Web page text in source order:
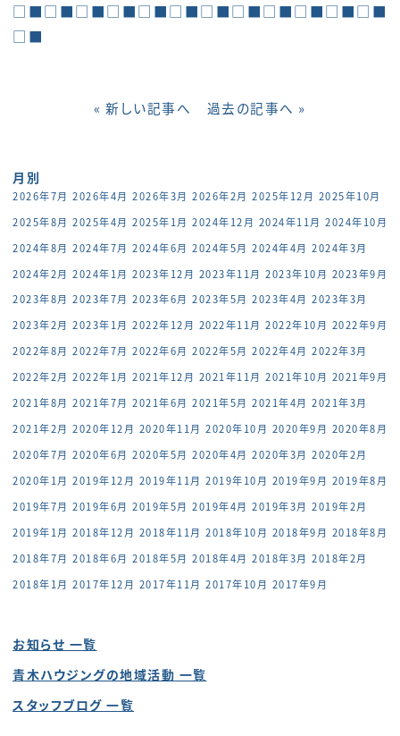
□■□■□■□■□■□■□■□■□■□■□■□■
□■
« 新しい記事へ 過去の記事へ »
月別
2026年7月 2026年4月 2026年3月 2026年2月 2025年12月 2025年10月
2025年8月 2025年4月 2025年1月 2024年12月 2024年11月 2024年10月
2024年8月 2024年7月 2024年6月 2024年5月 2024年4月 2024年3月
2024年2月 2024年1月 2023年12月 2023年11月 2023年10月 2023年9月
2023年8月 2023年7月 2023年6月 2023年5月 2023年4月 2023年3月
2023年2月 2023年1月 2022年12月 2022年11月 2022年10月 2022年9月
2022年8月 2022年7月 2022年6月 2022年5月 2022年4月 2022年3月
2022年2月 2022年1月 2021年12月 2021年11月 2021年10月 2021年9月
2021年8月 2021年7月 2021年6月 2021年5月 2021年4月 2021年3月
2021年2月 2020年12月 2020年11月 2020年10月 2020年9月 2020年8月
2020年7月 2020年6月 2020年5月 2020年4月 2020年3月 2020年2月
2020年1月 2019年12月 2019年11月 2019年10月 2019年9月 2019年8月
2019年7月 2019年6月 2019年5月 2019年4月 2019年3月 2019年2月
2019年1月 2018年12月 2018年11月 2018年10月 2018年9月 2018年8月
2018年7月 2018年6月 2018年5月 2018年4月 2018年3月 2018年2月
2018年1月 2017年12月 2017年11月 2017年10月 2017年9月
お知らせ 一覧
青木ハウジングの地域活動 一覧
スタッフブログ 一覧